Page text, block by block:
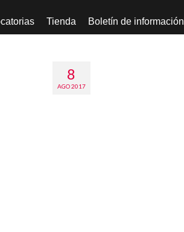
Tienda Boletín de información
8
AGO 2017